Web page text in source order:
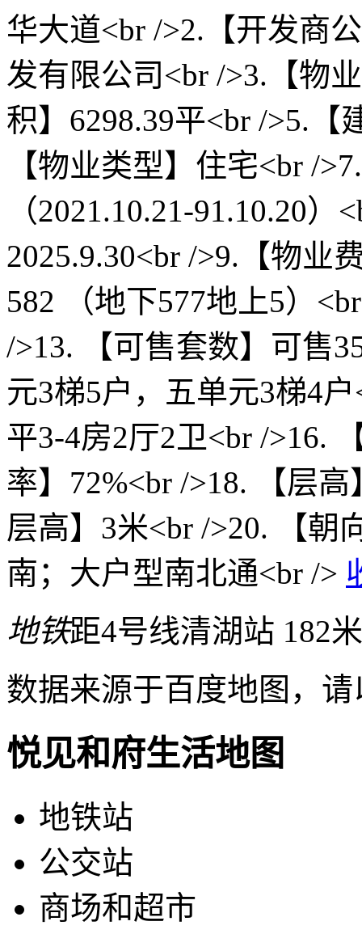
华大道<br />2.【开发商
发有限公司<br />3.【物
积】6298.39平<br />5.【
【物业类型】住宅<br /
（2021.10.21-91.10.20
2025.9.30<br />9.【物业
582 （地下577地上5）
/>13. 【可售套数】可售
元3梯5户，五单元3梯4
平3-4房2厅2卫<br />16.
率】72%<br />18. 【层
层高】3米<br />20. 【朝
南；大户型南北通<br />
地铁距4号线清湖站 182米
数据来源于百度地图，
悦见和府生活地图
地铁站
公交站
商场和超市